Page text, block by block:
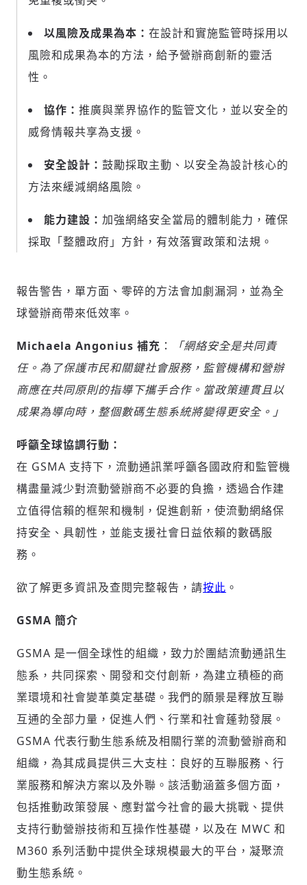
歡迎您加入《旭時報》
掌握國際政經脈動
請輸入發送到的驗證碼
(十分鐘內有效)
驗證
以風險及成果為本： 在設計和實施監管時採用以
風險和成果為本的方法，給予營辦商創新的靈活
性。
協作： 推廣與業界協作的監管文化，並以安全的
威脅情報共享為支援。
安全設計： 鼓勵採取主動、以安全為設計核心的
方法來緩減網絡風險。
能力建設： 加強網絡安全當局的體制能力，確保
採取「整體政府」方針，有效落實政策和法規。
報告警告，單方面、零碎的方法會加劇漏洞，並為全
球營辦商帶來低效率。
Michaela Angonius 補充 ：
「網絡安全是共同責
任。為了保護市民和關鍵社會服務，監管機構和營辦
商應在共同原則的指導下攜手合作。當政策連貫且以
成果為導向時，整個數碼生態系統將變得更安全。」
呼籲全球協調行動：
在 GSMA 支持下，流動通訊業呼籲各國政府和監管機
構盡量減少對流動營辦商不必要的負擔，透過合作建
立值得信賴的框架和機制，促進創新，使流動網絡保
持安全、具韌性，並能支援社會日益依賴的數碼服
務。
欲了解更多資訊及查閱完整報告，請按此 。
GSMA 簡介
GSMA 是⼀個全球性的組織，致力於團結流動通訊生
態系，共同探索、開發和交付創新，為建立積極的商
業環境和社會變革奠定基礎。我們的願景是釋放互聯
互通的全部力量，促進人們、行業和社會蓬勃發展。
GSMA 代表行動生態系統及相關行業的流動營辦商和
組織，為其成員提供三大支柱：良好的互聯服務、行
業服務和解決方案以及外聯。該活動涵蓋多個方面，
包括推動政策發展、應對當今社會的最大挑戰、提供
支持行動營辦技術和互操作性基礎，以及在 MWC 和
M360 系列活動中提供全球規模最大的平台，凝聚流
動生態系統。